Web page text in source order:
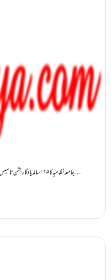
جامعہ نظامیہ کا ۱۲۵ سالہ یادگار جشن تاسیس رپورٹ: شاہ محمد فصیح الدین نظامی، مہتمم کتب خانہ جامعہ نظامیہ جامعہ نظامیہ…